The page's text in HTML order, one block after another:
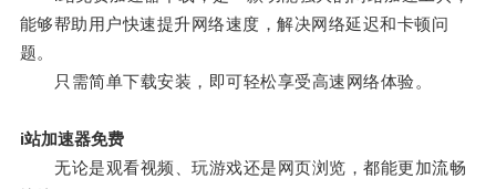
能够帮助用户快速提升网络速度，解决网络延迟和卡顿问
题。
只需简单下载安装，即可轻松享受高速网络体验。
i站加速器免费
无论是观看视频、玩游戏还是网页浏览，都能更加流畅